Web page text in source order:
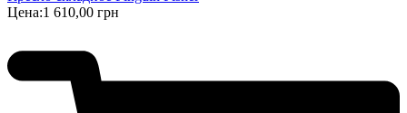
Цена:1 610,00 грн